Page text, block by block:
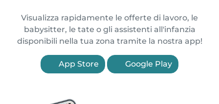
Visualizza rapidamente le offerte di lavoro, le
babysitter, le tate o gli assistenti all'infanzia
disponibili nella tua zona tramite la nostra app!
App Store Google Play